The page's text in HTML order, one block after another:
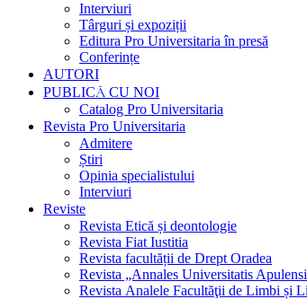
Interviuri
Târguri și expoziții
Editura Pro Universitaria în presă
Conferințe
AUTORI
PUBLICĂ CU NOI
Catalog Pro Universitaria
Revista Pro Universitaria
Admitere
Știri
Opinia specialistului
Interviuri
Reviste
Revista Etică și deontologie
Revista Fiat Iustitia
Revista facultății de Drept Oradea
Revista „Annales Universitatis
Revista Analele Facultăţii de Limbi și